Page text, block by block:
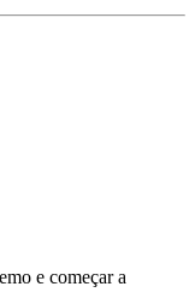
e começar a